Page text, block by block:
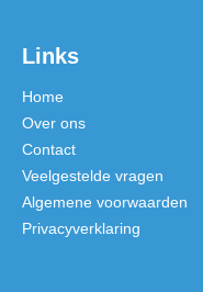
Links
Home
Over ons
Contact
Veelgestelde vragen
Algemene voorwaarden
Privacyverklaring